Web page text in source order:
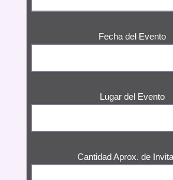
Fecha del Evento
Lugar del Evento
Cantidad Aprox. de